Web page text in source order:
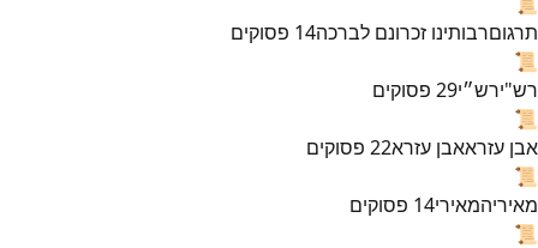
תרגוםרבותינו זכרונם לברכה14 פסוקים
📜
רש"ירש״י29 פסוקים
📜
אבן עזראאבן עזרא22 פסוקים
📜
מאיריהמאירי14 פסוקים
📜